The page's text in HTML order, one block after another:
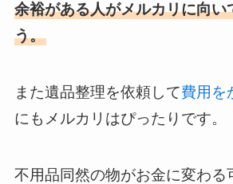
余裕がある人がメルカリに向い
う。
また遺品整理を依頼して費用を
にもメルカリはぴったりです。
不用品同然の物がお金に変わる